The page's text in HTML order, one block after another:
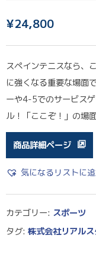
¥24,800
スペインテニスなら、
に強くなる重要な場面
ーや4-5でのサービス
ル！「ここぞ！」の場
商品詳細ページ
気になるリストに
カテゴリー: スポーツ
タグ: 株式会社リアル